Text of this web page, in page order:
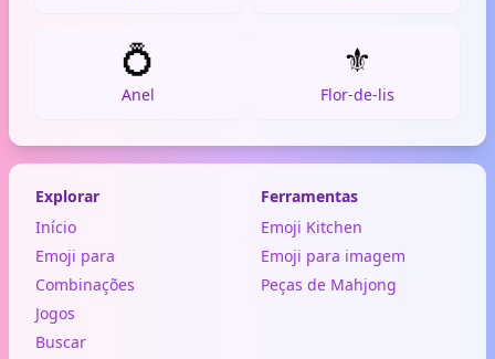
💍
Anel
⚜️
Flor-de-lis
Explorar
Início
Emoji para
Combinações
Jogos
Buscar
Ferramentas
Emoji Kitchen
Emoji para imagem
Peças de Mahjong